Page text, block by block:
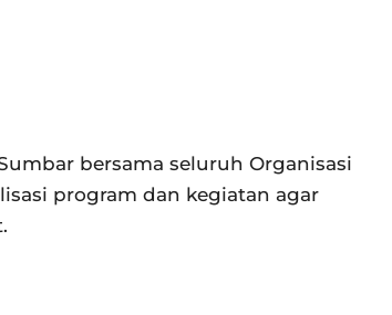
bersama seluruh Organisasi
program dan kegiatan agar